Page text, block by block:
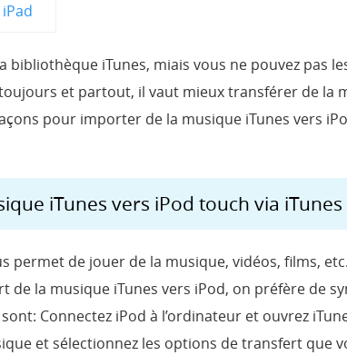
bibliothèque iTunes, miais vous ne pouvez pas
et partout, il vaut mieux transférer de la
pour importer de la musique iTunes vers
iTunes vers iPod touch via iTunes
permet de jouer de la musique, vidéos, films,
de la musique iTunes vers iPod, on préfère de
Connectez iPod à l’ordinateur et ouvrez
et sélectionnez les options de transfert que